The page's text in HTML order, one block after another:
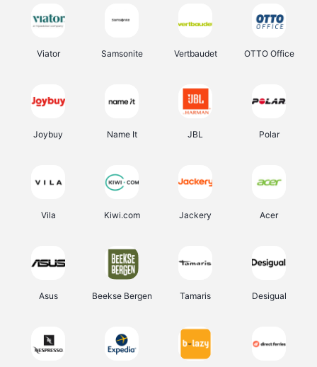
Viator Samsonite Vertbaudet OTTO Office
Joybuy Name It JBL Polar
Vila Kiwi.com Jackery Acer
Asus Beekse Bergen Tamaris Desigual